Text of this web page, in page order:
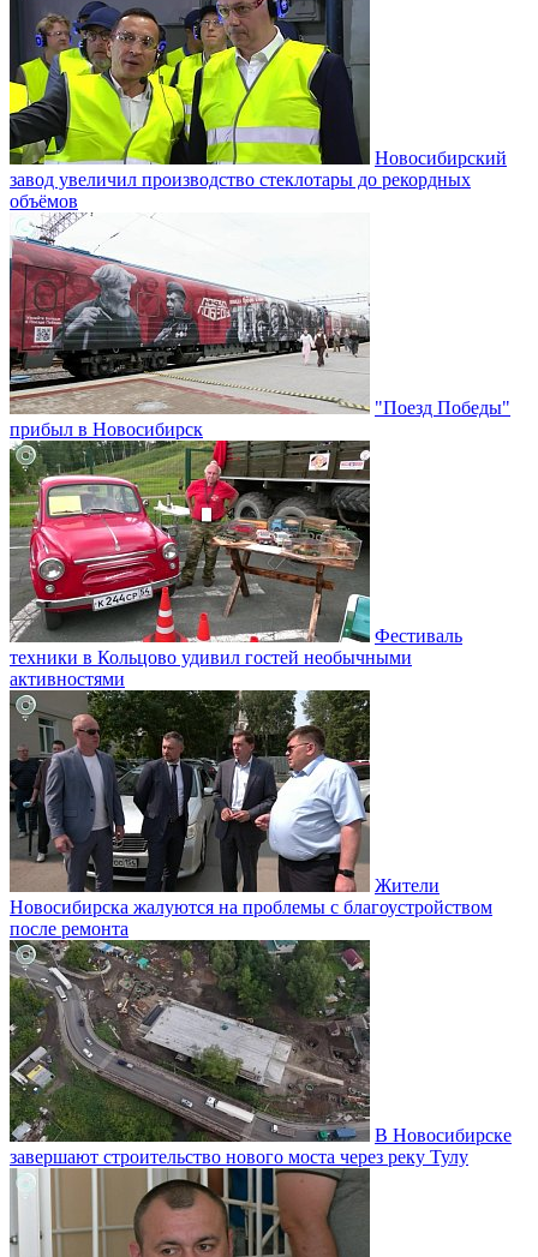
Новосибирский
завод увеличил производство стеклотары до рекордных
объёмов
"Поезд Победы"
прибыл в Новосибирск
Фестиваль
техники в Кольцово удивил гостей необычными
активностями
Жители
Новосибирска жалуются на проблемы с благоустройством
после ремонта
В Новосибирске
завершают строительство нового моста через реку Тулу